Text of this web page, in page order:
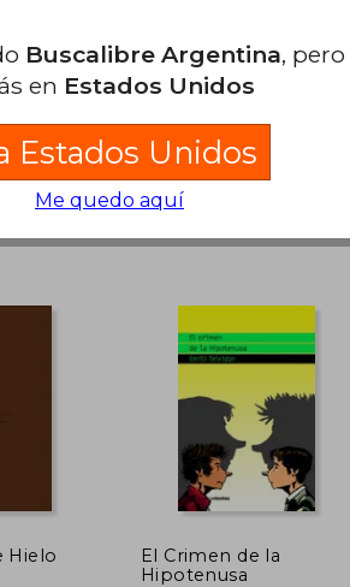
Tangente
Emili Teixidor
Planetalector, 2011, Tapa
Blanda, Nuevo
50%
dcto.
Hielo
El Crimen de la
Hipotenusa
Buscalibre Argentina, pero
en Estados Unidos
Estados Unidos
Me quedo aquí